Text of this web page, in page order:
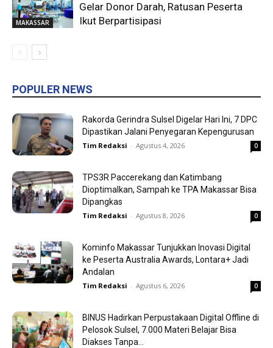
MAKASSAR
Gelar Donor Darah, Ratusan Peserta
Ikut Berpartisipasi
POPULER NEWS
Rakorda Gerindra Sulsel Digelar Hari Ini, 7 DPC
Dipastikan Jalani Penyegaran Kepengurusan
Tim Redaksi - Agustus 4, 2026 0
TPS3R Paccerekang dan Katimbang
Dioptimalkan, Sampah ke TPA Makassar Bisa
Dipangkas
Tim Redaksi - Agustus 8, 2026 0
Kominfo Makassar Tunjukkan Inovasi Digital
ke Peserta Australia Awards, Lontara+ Jadi
Andalan
Tim Redaksi - Agustus 6, 2026 0
BINUS Hadirkan Perpustakaan Digital Offline di
Pelosok Sulsel, 7.000 Materi Belajar Bisa
Diakses Tanpa...